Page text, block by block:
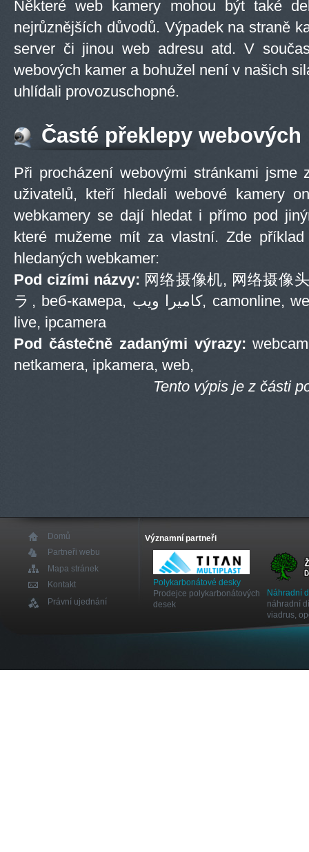
Některé web kamery mohou být také
nejrůznějších důvodů. Výpadek na straně
server či jinou web adresu atd. V
webových kamer a bohužel není v našich
uhlídali provozuschopné.
Časté překlepy webových
Při procházení webovými stránkami jsme
uživatelů, kteří hledali webové kamery
webkamery se dají hledat i přímo pod
které mužeme mít za vlastní. Zde
hledaných webkamer:
Pod cizími názvy: 网络摄像机, 网络摄像
ラ, bеб-камера, كاميرا ويب, camonline, webcam, netcam, cam, camera,
live, ipcamera
Pod částečně zadanými výrazy:
netkamera, ipkamera, web,
Tento výpis je z části
Domů
Partneři webu
Mapa stránek
Kontakt
Právní ujednání
Významní partneři
Polykarbonátové desky
Prodejce polykarbonátových
desek
Náhradní
náhradní
viadrus,